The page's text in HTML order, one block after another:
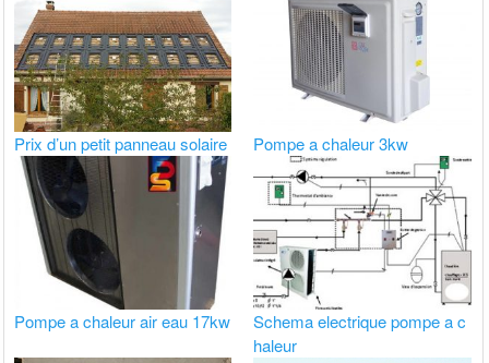
Prix d’un petit panneau solaire Pompe a chaleur 3kw
Pompe a chaleur air eau 17kw
Schema electrique pompe a c
haleur